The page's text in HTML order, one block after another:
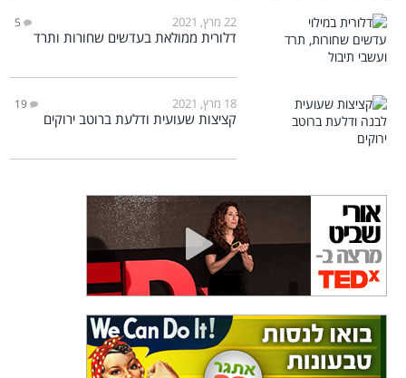
22 מרץ, 2021 5
דלורית ממולאת בעדשים שחורות ותרד
18 מרץ, 2021 19
קציצות שעועית ודלעת ברוטב ירוקים